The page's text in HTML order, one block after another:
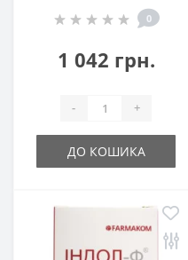
0
1 042 грн.
- +
ДО КОШИКА